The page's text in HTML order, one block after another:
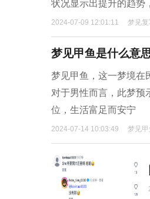
状况显示出提升的趋势
2024-07-09 12:01:11 梦见
梦见甲鱼是什么意
梦见甲鱼，这一梦境在
对于男性而言，此梦预
位，生活富足而安宁
2024-07-14 10:03:49 梦见甲